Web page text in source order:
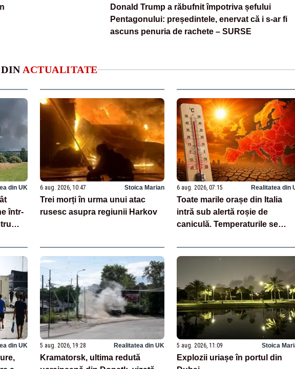
Donald Trump a răbufnit împotriva șefului
Pentagonului: președintele, enervat că i s-ar fi
ascuns penuria de rachete – SURSE
ACTUALITATE
din UK
într-
6 aug. 2026, 10:47 Stoica Marian
Trei morți în urma unui atac
rusesc asupra regiunii Harkov
6 aug. 2026, 07:15 Realitatea din
Toate marile orașe din Italia
intră sub alertă roșie de
caniculă. Temperaturile se
din UK 5 aug. 2026, 19:28 Realitatea din UK
Kramatorsk, ultima redută
5 aug. 2026, 11:09 Stoica
Explozii uriașe în portul din